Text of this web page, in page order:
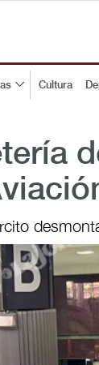
Cultura